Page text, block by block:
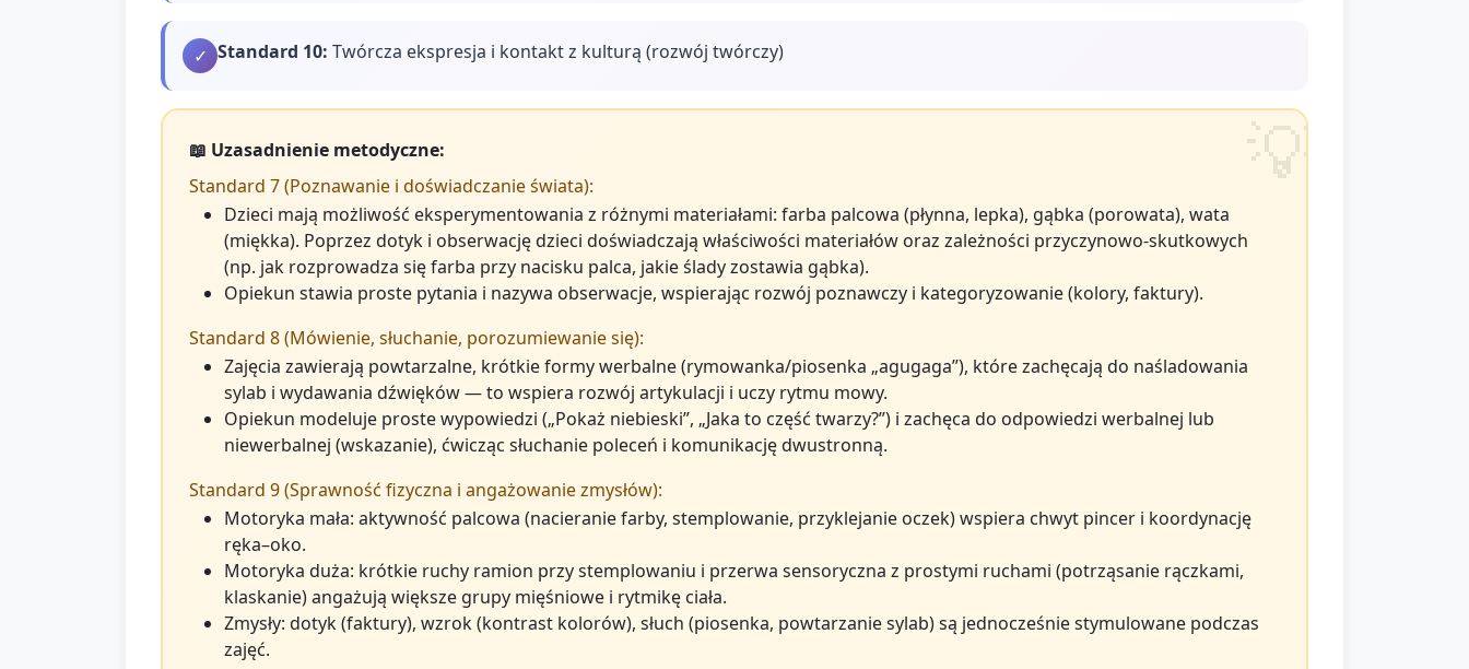
✓ Standard 10: Twórcza ekspresja i kontakt z kulturą (rozwój twórczy)
📖 Uzasadnienie metodyczne:
Standard 7 (Poznawanie i doświadczanie świata):
Dzieci mają możliwość eksperymentowania z różnymi materiałami: farba palcowa (płynna, lepka), gąbka (porowata), wata
(miękka). Poprzez dotyk i obserwację dzieci doświadczają właściwości materiałów oraz zależności przyczynowo-skutkowych
(np. jak rozprowadza się farba przy nacisku palca, jakie ślady zostawia gąbka).
Opiekun stawia proste pytania i nazywa obserwacje, wspierając rozwój poznawczy i kategoryzowanie (kolory, faktury).
Standard 8 (Mówienie, słuchanie, porozumiewanie się):
Zajęcia zawierają powtarzalne, krótkie formy werbalne (rymowanka/piosenka „agugaga”), które zachęcają do naśladowania
sylab i wydawania dźwięków — to wspiera rozwój artykulacji i uczy rytmu mowy.
Opiekun modeluje proste wypowiedzi („Pokaż niebieski”, „Jaka to część twarzy?”) i zachęca do odpowiedzi werbalnej lub
niewerbalnej (wskazanie), ćwicząc słuchanie poleceń i komunikację dwustronną.
Standard 9 (Sprawność fizyczna i angażowanie zmysłów):
Motoryka mała: aktywność palcowa (nacieranie farby, stemplowanie, przyklejanie oczek) wspiera chwyt pincer i koordynację
ręka–oko.
Motoryka duża: krótkie ruchy ramion przy stemplowaniu i przerwa sensoryczna z prostymi ruchami (potrząsanie rączkami,
klaskanie) angażują większe grupy mięśniowe i rytmikę ciała.
Zmysły: dotyk (faktury), wzrok (kontrast kolorów), słuch (piosenka, powtarzanie sylab) są jednocześnie stymulowane podczas
zajęć.